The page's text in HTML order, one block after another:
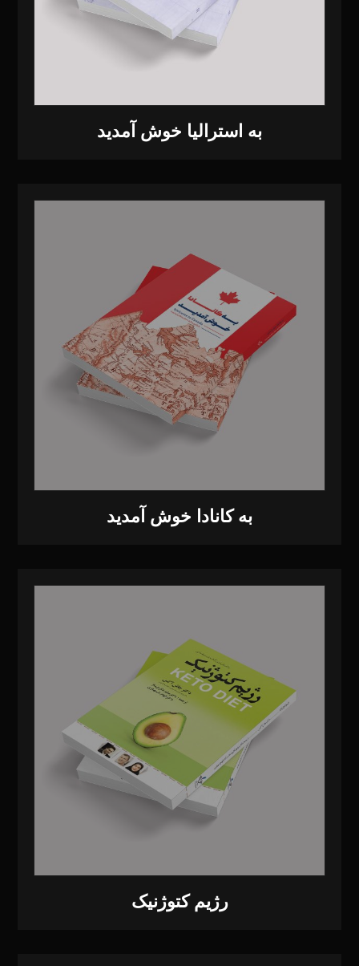
به استرالیا خوش آمدید
به کانادا خوش آمدید
رژیم کتوژنیک